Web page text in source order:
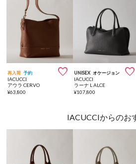
再入荷 予約 
IACUCCI
アウラ CERVO
¥63,800
UNISEX オケージョン 
IACUCCI
ラーナ L ALCE
¥107,800
IACUCCIからのお